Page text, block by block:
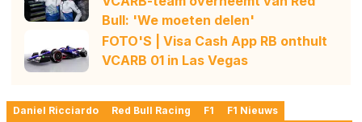
Bull: 'We moeten delen'
FOTO'S | Visa Cash App RB onthult
VCARB 01 in Las Vegas
Daniel Ricciardo Red Bull Racing F1
F1 Nieuws